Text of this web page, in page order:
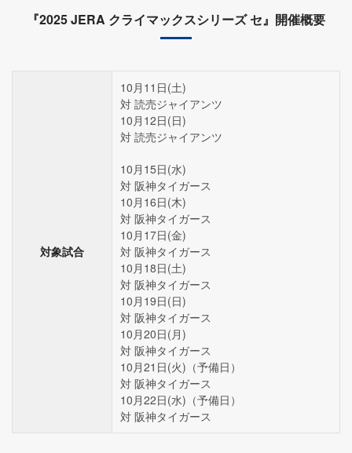
『2025 JERA クライマックスシリーズ セ』開催概要
対象試合
10月11日(土)
対 読売ジャイアンツ
10月12日(日)
対 読売ジャイアンツ
10月15日(水)
対 阪神タイガース
10月16日(木)
対 阪神タイガース
10月17日(金)
対 阪神タイガース
10月18日(土)
対 阪神タイガース
10月19日(日)
対 阪神タイガース
10月20日(月)
対 阪神タイガース
10月21日(火)（予備日）
対 阪神タイガース
10月22日(水)（予備日）
対 阪神タイガース